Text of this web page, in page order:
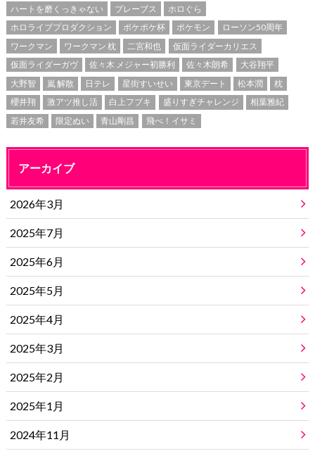
ハートを磨くっきゃない
ブレーブス
ホロぐら
ホロライブプロダクション
ポケポケ杯 ポケモン
ローソン50周年
ワークマン
ワークマン 枕 二宮和也
仮面ライダーカリエス
仮面ライダーガヴ
佐々木 メジャー初勝利 佐々木朗希
大谷翔平
大野智
嵐 解散 日テレ 星街すいせい 東京デート 松本潤
枕
櫻井翔
激アツ推し活 白上フブキ 盛りすぎチャレンジ
相葉雅紀
若井友希
限定ぬい 青山剛昌 飛べ！イサミ
アーカイブ
2026年3月
2025年7月
2025年6月
2025年5月
2025年4月
2025年3月
2025年2月
2025年1月
2024年11月